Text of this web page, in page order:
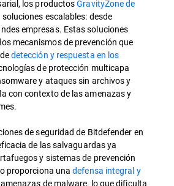
los productosGravityZone de
escalables: desde
empresas. Estas soluciones
mecanismos de prevención que
detección y respuesta en los
de protección multicapa
y ataques sin archivos y
con contexto de las amenazas y
de seguridad de Bitdefender en
de las salvaguardas ya
y sistemas de prevención
proporciona unadefensa integral y
de malware, lo que dificulta